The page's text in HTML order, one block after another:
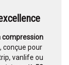
compression
, conçue pour
vanlife ou